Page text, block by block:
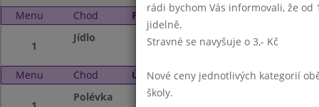
Menu Chod Pondělí 1. 4. 2013
1
Jídlo velikonoční
Menu Chod Úterý 2. 4. 2013
Polévka
rádi bychom Vás informovali, že od
jidelně.
Stravné se navyšuje o 3,- Kč
Nové ceny jednotlivých kategorií
školy.